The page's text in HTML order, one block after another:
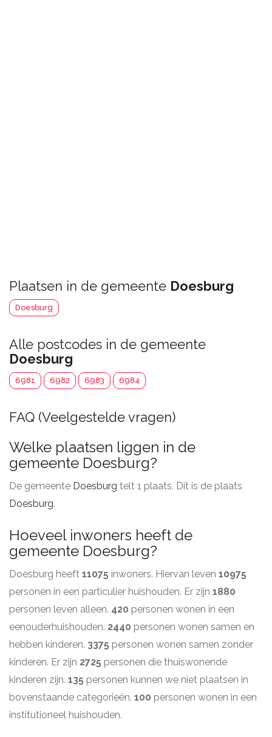
Plaatsen in de gemeente Doesburg
Doesburg
Alle postcodes in de gemeente
Doesburg
6981 6982 6983 6984
FAQ (Veelgestelde vragen)
Welke plaatsen liggen in de
gemeente Doesburg?
De gemeente Doesburg telt 1 plaats. Dit is de plaats
Doesburg.
Hoeveel inwoners heeft de
gemeente Doesburg?
Doesburg heeft 11075 inwoners. Hiervan leven 10975
personen in een particulier huishouden. Er zijn 1880
personen leven alleen. 420 personen wonen in een
eenouderhuishouden. 2440 personen wonen samen en
hebben kinderen. 3375 personen wonen samen zonder
kinderen. Er zijn 2725 personen die thuiswonende
kinderen zijn. 135 personen kunnen we niet plaatsen in
bovenstaande categorieën. 100 personen wonen in een
institutioneel huishouden.